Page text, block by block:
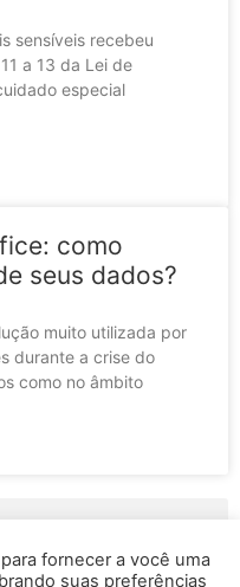
sensíveis recebeu
a 13 da Lei de
especial
como
seus dados?
muito utilizada por
durante a crise do
como no âmbito
fornecer a você uma
suas preferências